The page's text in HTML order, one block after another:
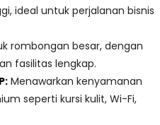
ideal untuk perjalanan bisnis
rombongan besar, dengan
fasilitas lengkap.
Menawarkan kenyamanan
seperti kursi kulit, Wi-Fi,